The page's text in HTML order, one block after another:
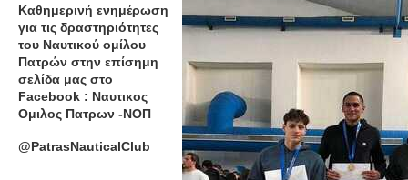
Καθημερινή ενημέρωση
για τις δραστηριότητες
του Ναυτικού ομίλου
Πατρών στην επίσημη
σελίδα μας στο
Facebook : Ναυτικος
Ομιλος Πατρων -ΝΟΠ
@PatrasNauticalClub